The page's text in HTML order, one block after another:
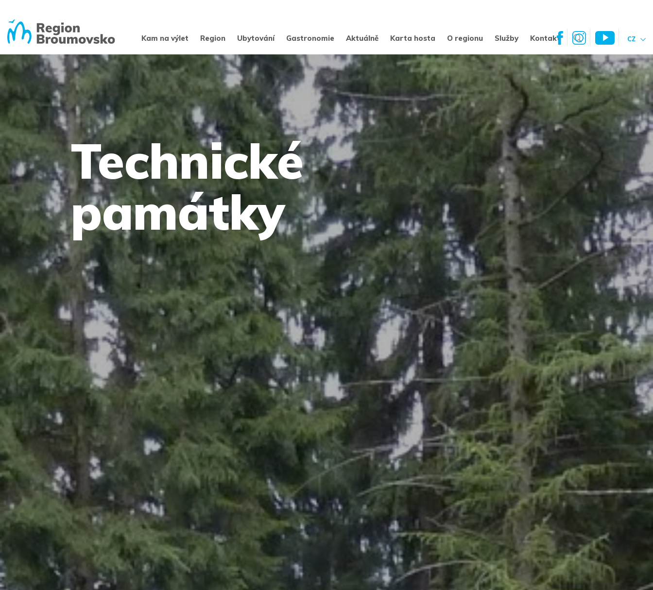
Kam na výlet Region Ubytování Gastronomie Aktuálně Karta hosta O regionu Služby Kontakt CZ
Technické
památky